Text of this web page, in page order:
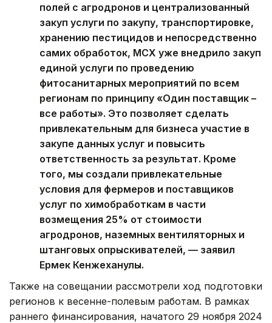
полей с агродронов и централизованный
закуп услуги по закупу, транспортировке,
хранению пестицидов и непосредственно
самих обработок, МСХ уже внедрило закуп
единой услуги по проведению
фитосанитарных мероприятий по всем
регионам по принципу «Один поставщик –
все работы». Это позволяет сделать
привлекательным для бизнеса участие в
закупе данных услуг и повысить
ответственность за результат. Кроме
того, мы создали привлекательные
условия для фермеров и поставщиков
услуг по химобработкам в части
возмещения 25% от стоимости
агродронов, наземных вентиляторных и
штанговых опрыскивателей, — заявил
Ермек Кенжеханулы.
Также на совещании рассмотрели ход подготовки
регионов к весенне-полевым работам. В рамках
раннего финансирования, начатого 29 ноября 2024